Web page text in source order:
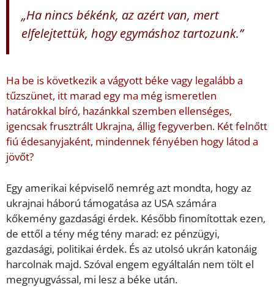
„Ha nincs békénk, az azért van, mert
elfelejtettük, hogy egymáshoz tartozunk.”
Ha be is következik a vágyott béke vagy legalább a
tűzszünet, itt marad egy ma még ismeretlen
határokkal bíró, hazánkkal szemben ellenséges,
igencsak frusztrált Ukrajna, állig fegyverben. Két felnőtt
fiú édesanyjaként, mindennek fényében hogy látod a
jövőt?
Egy amerikai képviselő nemrég azt mondta, hogy az
ukrajnai háború támogatása az USA számára
kőkemény gazdasági érdek. Később finomítottak ezen,
de ettől a tény még tény marad: ez pénzügyi,
gazdasági, politikai érdek. És az utolsó ukrán katonáig
harcolnak majd. Szóval engem egyáltalán nem tölt el
megnyugvással, mi lesz a béke után.